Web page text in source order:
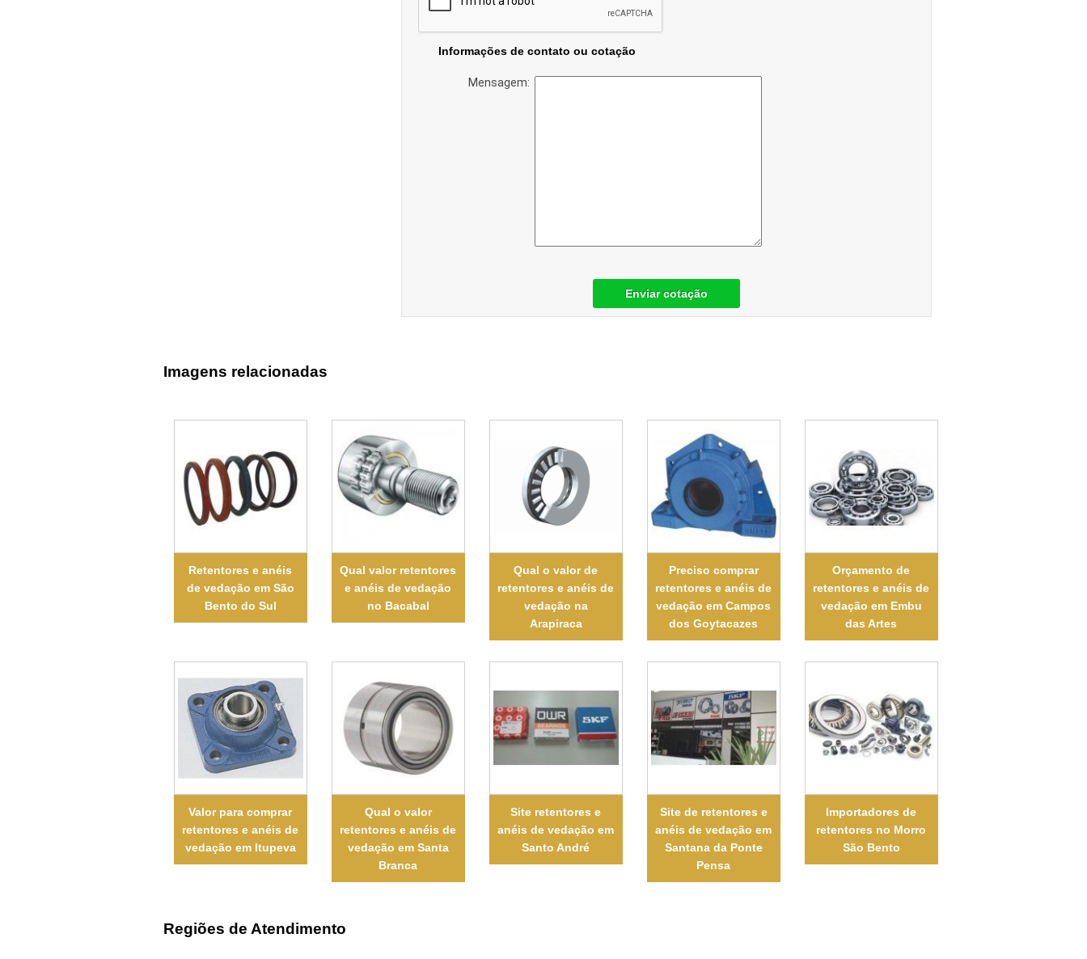
Informações de contato ou cotação
Mensagem:
Enviar cotação
Imagens relacionadas
Retentores e anéis
de vedação em São
Bento do Sul
Qual valor retentores
e anéis de vedação
no Bacabal
Qual o valor de
retentores e anéis de
vedação na
Arapiraca
Preciso comprar
retentores e anéis de
vedação em Campos
dos Goytacazes
Orçamento de
retentores e anéis de
vedação em Embu
das Artes
Valor para comprar
retentores e anéis de
vedação em Itupeva
Qual o valor
retentores e anéis de
vedação em Santa
Branca
Site retentores e
anéis de vedação em
Santo André
Site de retentores e
anéis de vedação em
Santana da Ponte
Pensa
Importadores de
retentores no Morro
São Bento
Regiões de Atendimento